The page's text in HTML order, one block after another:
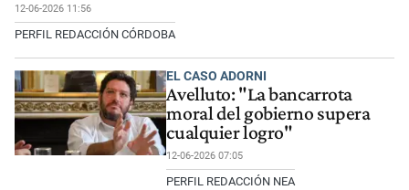
12-06-2026 11:56
PERFIL REDACCIÓN CÓRDOBA
EL CASO ADORNI
Avelluto: "La bancarrota
moral del gobierno supera
cualquier logro"
12-06-2026 07:05
PERFIL REDACCIÓN NEA